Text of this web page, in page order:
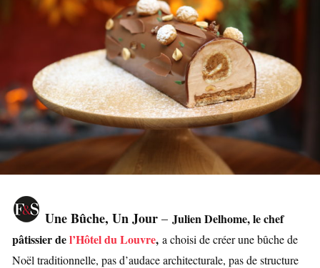
Une Bûche, Un Jour – Julien Delhome, le chef
pâtissier del’Hôtel du Louvre, a choisi de créer une bûche de
Noël traditionnelle, pas d’audace architecturale, pas de structure